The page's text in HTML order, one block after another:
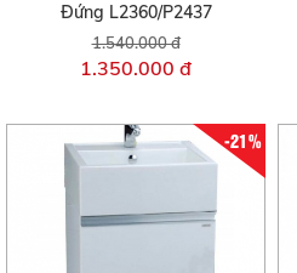
Đứng L2360/P2437
1.540.000 đ
1.350.000 đ
-21%